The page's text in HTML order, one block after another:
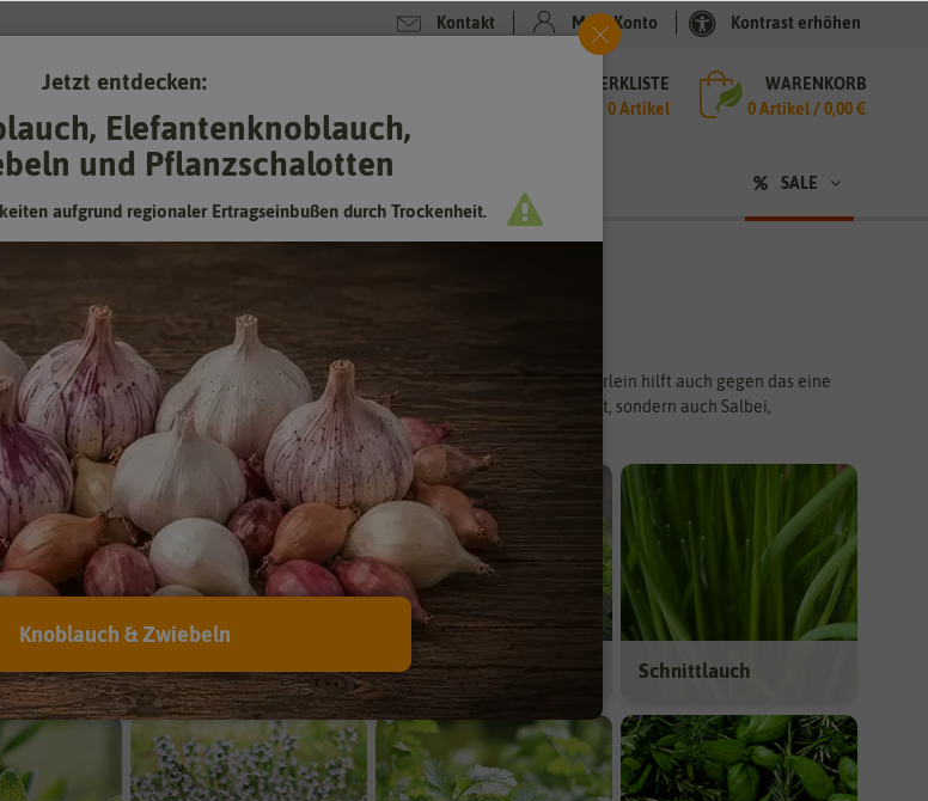
Kontakt Mein Konto Kontrast erhöhen
MERKLISTE
0 Artikel
WARENKORB
0Artikel /0,00 €
SALE
Kräuter sind eine wertvolle Ergänzung für die Küche und so manches Kräuterlein hilft auch gegen das eine
Schon lange werden nicht nur Petersilie, Schnittlauch und Kresse angebaut, sondern auch Salbei,
Kresse Dill Schnittlauch
Jetzt entdecken:
Elefantenknoblauch,
und Pflanzschalotten
aufgrund regionaler Ertragseinbußen durch Trockenheit.
Knoblauch & Zwiebeln